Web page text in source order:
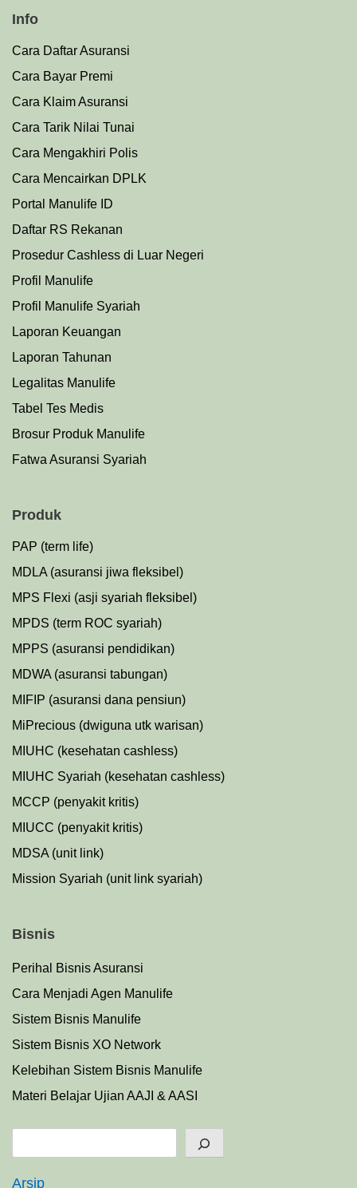
Info
Cara Daftar Asuransi
Cara Bayar Premi
Cara Klaim Asuransi
Cara Tarik Nilai Tunai
Cara Mengakhiri Polis
Cara Mencairkan DPLK
Portal Manulife ID
Daftar RS Rekanan
Prosedur Cashless di Luar Negeri
Profil Manulife
Profil Manulife Syariah
Laporan Keuangan
Laporan Tahunan
Legalitas Manulife
Tabel Tes Medis
Brosur Produk Manulife
Fatwa Asuransi Syariah
Produk
PAP (term life)
MDLA (asuransi jiwa fleksibel)
MPS Flexi (asji syariah fleksibel)
MPDS (term ROC syariah)
MPPS (asuransi pendidikan)
MDWA (asuransi tabungan)
MIFIP (asuransi dana pensiun)
MiPrecious (dwiguna utk warisan)
MIUHC (kesehatan cashless)
MIUHC Syariah (kesehatan cashless)
MCCP (penyakit kritis)
MIUCC (penyakit kritis)
MDSA (unit link)
Mission Syariah (unit link syariah)
Bisnis
Perihal Bisnis Asuransi
Cara Menjadi Agen Manulife
Sistem Bisnis Manulife
Sistem Bisnis XO Network
Kelebihan Sistem Bisnis Manulife
Materi Belajar Ujian AAJI & AASI
Arsip